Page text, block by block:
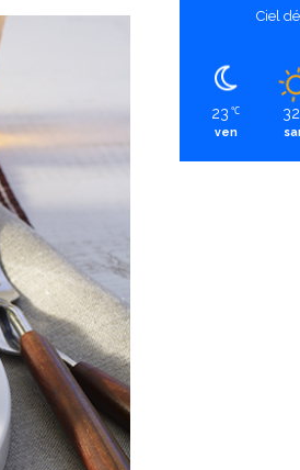
Ciel
23 ℃
ven
32